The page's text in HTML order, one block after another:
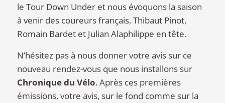
le Tour Down Under et nous évoquons la saison
à venir des coureurs français, Thibaut Pinot,
Romain Bardet et Julian Alaphilippe en tête.
N’hésitez pas à nous donner votre avis sur ce
nouveau rendez-vous que nous installons sur
Chronique du Vélo. Après ces premières
émissions, votre avis, sur le fond comme sur la